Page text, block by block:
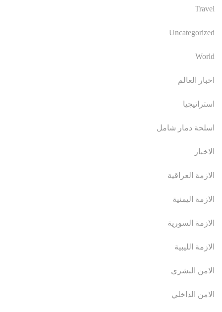
Travel
Uncategorized
World
اخبار العالم
استراتيجيا
اسلحة دمار شامل
الاخبار
الازمة العراقية
الازمة اليمنية
الازمة السورية
الازمة الليبية
الامن البشري
الامن الداخلي